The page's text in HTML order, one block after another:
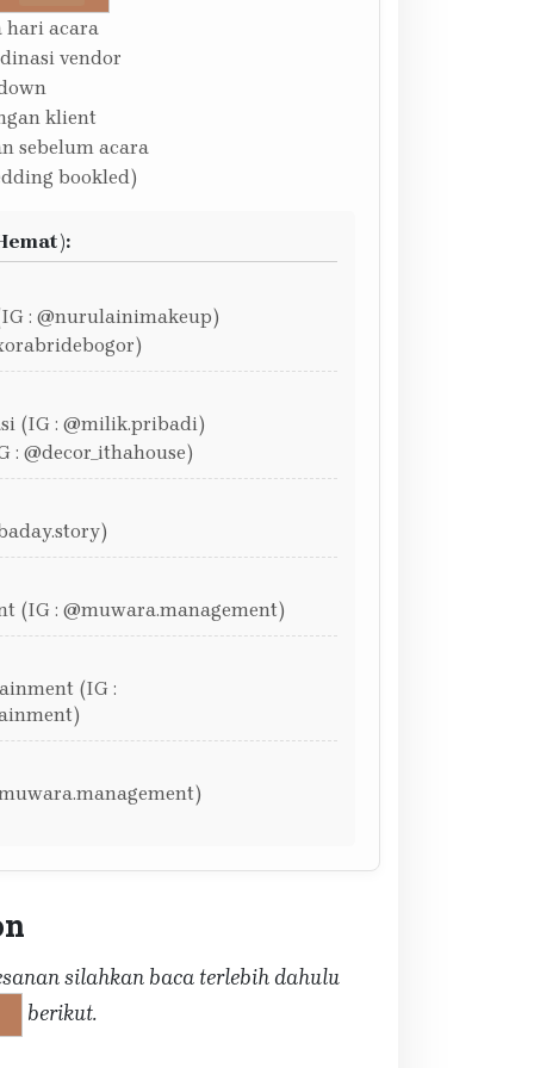
hari acara
vendor
klient
sebelum acara
bookled)
: @nurulainimakeup)
(IG : @milik.pribadi)
: @decor_ithahouse)
(IG : @muwara.management)
(IG :
silahkan baca terlebih dahulu
berikut.